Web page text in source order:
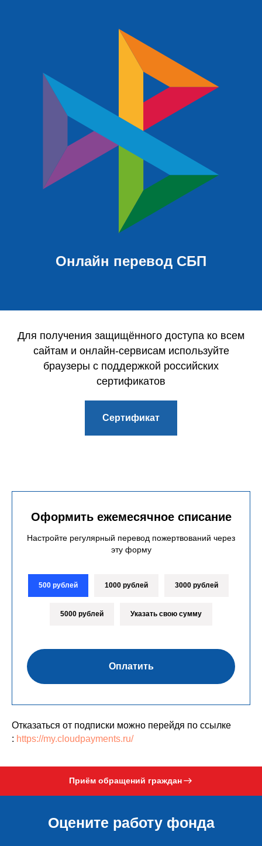
Онлайн перевод СБП
Для получения защищённого доступа ко всем
сайтам и онлайн-сервисам используйте
браузеры с поддержкой российских
сертификатов
Сертификат
Оформить ежемесячное списание
Настройте регулярный перевод пожертвований через
эту форму
500 рублей 1000 рублей 3000 рублей
5000 рублей Указать свою сумму
Оплатить
Отказаться от подписки можно перейдя по ссылке
: https://my.cloudpayments.ru/
Приём обращений граждан
Оцените работу фонда